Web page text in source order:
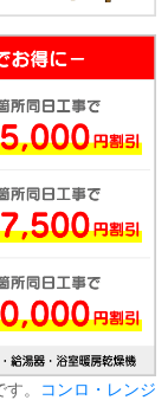
。
コンロ・レンジ